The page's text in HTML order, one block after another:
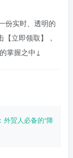
份实时、透明的
【立即领取】，
掌握之中↓
外贸人必备的“降